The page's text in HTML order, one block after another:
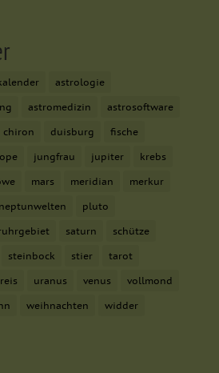
astrologie
astromedizin astrosoftware
chiron duisburg fische
jungfrau jupiter krebs
mars meridian merkur
neptunwelten pluto
saturn schütze
steinbock stier tarot
uranus venus vollmond
weihnachten widder